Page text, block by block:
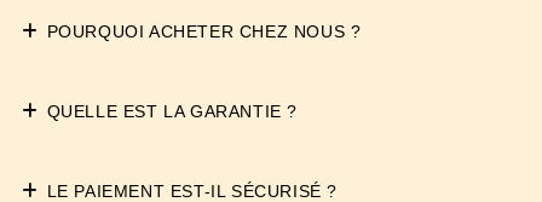
POURQUOI ACHETER CHEZ NOUS ?
QUELLE EST LA GARANTIE ?
LE PAIEMENT EST-IL SÉCURISÉ ?